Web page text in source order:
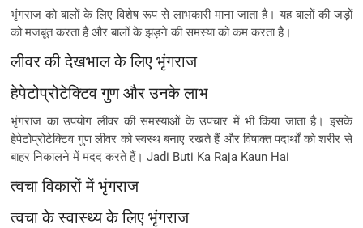
भृंगराज को बालों के लिए विशेष रूप से लाभकारी माना जाता है। यह बालों की जड़ों
को मजबूत करता है और बालों के झड़ने की समस्या को कम करता है।
लीवर की देखभाल के लिए भृंगराज
हेपेटोप्रोटेक्टिव गुण और उनके लाभ
भृंगराज का उपयोग लीवर की समस्याओं के उपचार में भी किया जाता है। इसके
हेपेटोप्रोटेक्टिव गुण लीवर को स्वस्थ बनाए रखते हैं और विषाक्त पदार्थों को शरीर से
बाहर निकालने में मदद करते हैं। Jadi Buti Ka Raja Kaun Hai
त्वचा विकारों में भृंगराज
त्वचा के स्वास्थ्य के लिए भृंगराज